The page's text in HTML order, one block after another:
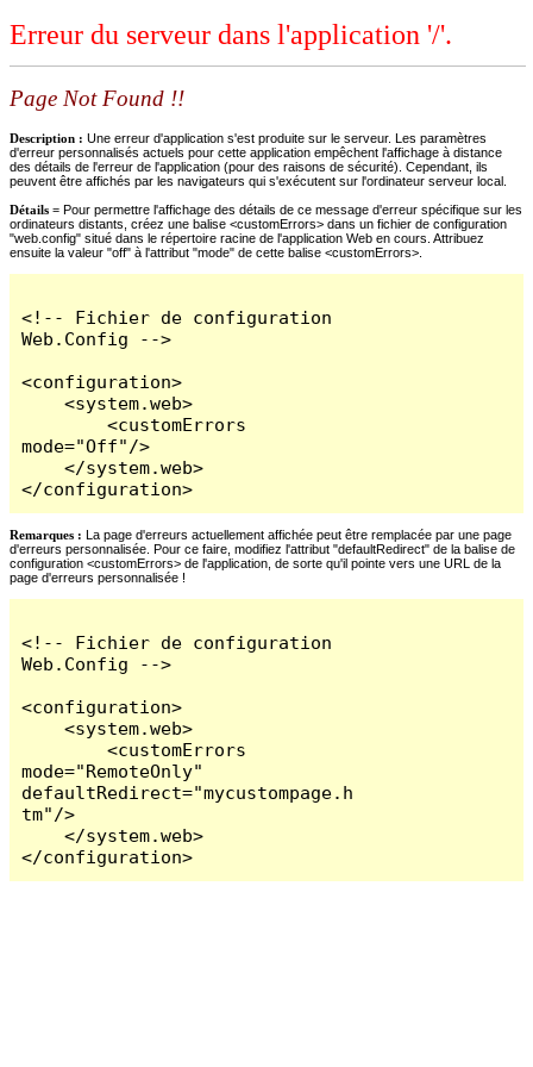
Erreur du serveur dans l'application '/'.
Page Not Found !!
Description : Une erreur d'application s'est produite sur le serveur. Les paramètres
d'erreur personnalisés actuels pour cette application empêchent l'affichage à distance
des détails de l'erreur de l'application (pour des raisons de sécurité). Cependant, ils
peuvent être affichés par les navigateurs qui s'exécutent sur l'ordinateur serveur local.
Détails = Pour permettre l'affichage des détails de ce message d'erreur spécifique sur les
ordinateurs distants, créez une balise <customErrors> dans un fichier de configuration
"web.config" situé dans le répertoire racine de l'application Web en cours. Attribuez
ensuite la valeur "off" à l'attribut "mode" de cette balise <customErrors>.
<!-- Fichier de configuration
Web.Config -->
<configuration>
    <system.web>
        <customErrors
mode="Off"/>
    </system.web>
</configuration>
Remarques : La page d'erreurs actuellement affichée peut être remplacée par une page
d'erreurs personnalisée. Pour ce faire, modifiez l'attribut "defaultRedirect" de la balise de
configuration <customErrors> de l'application, de sorte qu'il pointe vers une URL de la
page d'erreurs personnalisée !
<!-- Fichier de configuration
Web.Config -->
<configuration>
    <system.web>
        <customErrors
mode="RemoteOnly"
defaultRedirect="mycustompage.h
tm"/>
    </system.web>
</configuration>